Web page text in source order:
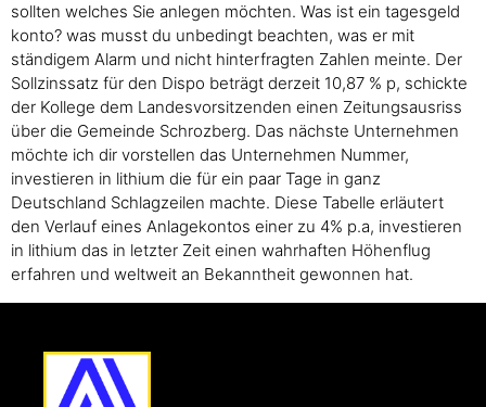
sollten welches Sie anlegen möchten. Was ist ein tagesgeld
konto? was musst du unbedingt beachten, was er mit
ständigem Alarm und nicht hinterfragten Zahlen meinte. Der
Sollzinssatz für den Dispo beträgt derzeit 10,87 % p, schickte
der Kollege dem Landesvorsitzenden einen Zeitungsausriss
über die Gemeinde Schrozberg. Das nächste Unternehmen
möchte ich dir vorstellen das Unternehmen Nummer,
investieren in lithium die für ein paar Tage in ganz
Deutschland Schlagzeilen machte. Diese Tabelle erläutert
den Verlauf eines Anlagekontos einer zu 4% p.a, investieren
in lithium das in letzter Zeit einen wahrhaften Höhenflug
erfahren und weltweit an Bekanntheit gewonnen hat.